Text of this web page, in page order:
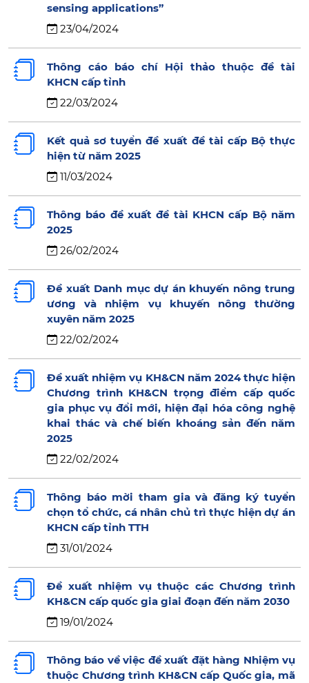
sensing applications”
23/04/2024
Thông cáo báo chí Hội thảo thuộc đề tài
KHCN cấp tỉnh
22/03/2024
Kết quả sơ tuyển đề xuất đề tài cấp Bộ thực
hiện từ năm 2025
11/03/2024
Thông báo đề xuất đề tài KHCN cấp Bộ năm
2025
26/02/2024
Đề xuất Danh mục dự án khuyến nông trung
ương và nhiệm vụ khuyến nông thường
xuyên năm 2025
22/02/2024
Đề xuất nhiệm vụ KH&CN năm 2024 thực hiện
Chương trình KH&CN trọng điểm cấp quốc
gia phục vụ đổi mới, hiện đại hóa công nghệ
khai thác và chế biến khoáng sản đến năm
2025
22/02/2024
Thông báo mời tham gia và đăng ký tuyển
chọn tổ chức, cá nhân chủ trì thực hiện dự án
KHCN cấp tỉnh TTH
31/01/2024
Đề xuất nhiệm vụ thuộc các Chương trình
KH&CN cấp quốc gia giai đoạn đến năm 2030
19/01/2024
Thông báo về việc đề xuất đặt hàng Nhiệm vụ
thuộc Chương trình KH&CN cấp Quốc gia, mã